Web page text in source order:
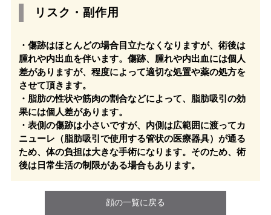
リスク・副作用
・傷跡はほとんどの場合目立たなくなりますが、術後は
腫れや内出血を伴います。傷跡、腫れや内出血には個人
差がありますが、程度によって適切な処置や薬の処方を
させて頂きます。
・脂肪の性状や筋肉の割合などによって、脂肪吸引の効
果には個人差があります。
・表側の傷跡は小さいですが、内側は広範囲に渡ってカ
ニューレ（脂肪吸引で使用する管状の医療器具）が通る
ため、体の負担は大きな手術になります。そのため、術
後は日常生活の制限がある場合もあります。
顔の一覧に戻る